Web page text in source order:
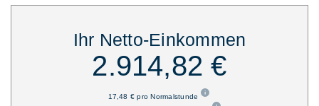
Ihr Netto-Einkommen
2.914,82 €
17,48 € pro Normalstunde